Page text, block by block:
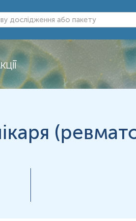
у відповідності до зміни